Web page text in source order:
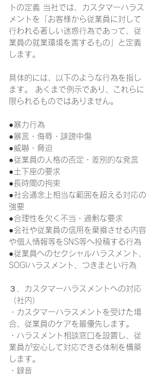
トの定義 当社では、カスタマーハラス
メントを「お客様から従業員に対して
行われる著しい迷惑行為であって、従
業員の就業環境を害するもの」と定義
します。
具体的には、以下のような行為を指し
ます。 あくまで例示であり、これらに
限られるものではありません。
●暴力行為
●暴言・侮辱・誹謗中傷
●威嚇・脅迫
●従業員の人格の否定・差別的な発言
●土下座の要求
●長時間の拘束
●社会通念上相当な範囲を超える対応の
強要
●合理性を欠く不当・過剰な要求
●会社や従業員の信用を棄損させる内容
や個人情報等をSNS等へ投稿する行為
●従業員へのセクシャルハラスメント、
SOGIハラスメント、つきまとい行為
３．カスタマーハラスメントへの対応
（社内）
・カスタマーハラスメントを受けた場
合、従業員のケアを最優先します。
・ハラスメント相談窓口を設置し、従
業員が安心して対応できる体制を構築
します。
・録音